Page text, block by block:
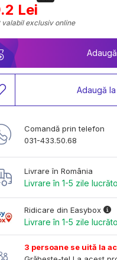
Lei
valabil exclusiv online
Adaugă
Comandă prin telefon
031-433.50.68
Livrare în România
Livrare în 1-5 zile
Ridicare din Easybox
Livrare în 1-5 zile
3 persoane se uită la